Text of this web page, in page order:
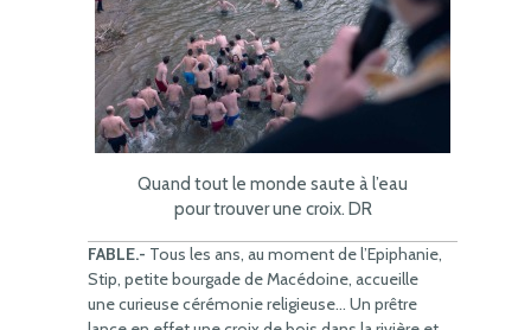
Quand tout le monde saute à l’eau
pour trouver une croix. DR
FABLE.- Tous les ans, au moment de l’Epiphanie,
Stip, petite bourgade de Macédoine, accueille
une curieuse cérémonie religieuse… Un prêtre